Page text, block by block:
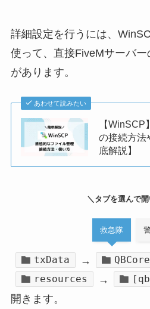
詳細設定を行うには、
使って、直接FiveMサーバ
があります。
あわせて読みたい
【
の接続方法
底解説】
＼タブを選んで
救急隊
txData → QBCore
resources →
開きます。